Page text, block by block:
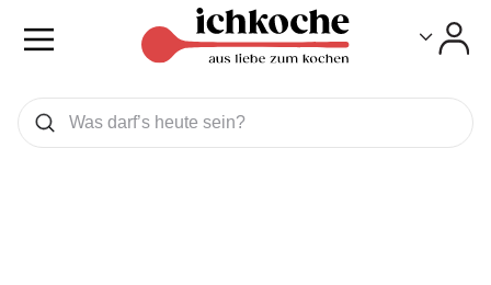
Was wollen Sie suchen
Suchen